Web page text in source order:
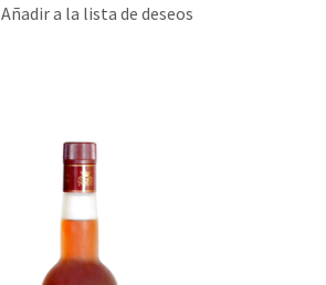
Añadir a la lista de deseos